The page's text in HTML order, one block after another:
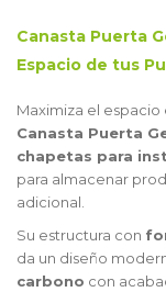
Canasta Puerta
Espacio de tus
Maximiza el
Canasta Puerta
chapetas para
para almacenar
adicional.
Su estructura con
da un diseño
carbono con